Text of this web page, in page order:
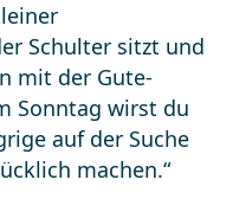
Schulter sitzt und
mit der Gute-
Sonntag wirst du
auf der Suche
machen.“